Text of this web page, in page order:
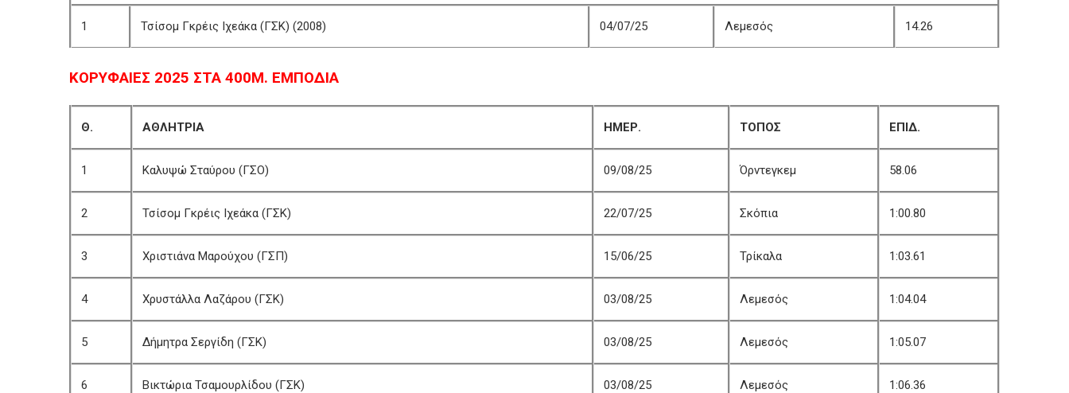
1 Τσίσομ Γκρέις Ιχεάκα (ΓΣΚ) (2008) 04/07/25 Λεμεσός 14.26
ΚΟΡΥΦΑΙΕΣ 2025 ΣΤΑ 400Μ. ΕΜΠΟΔΙΑ
Θ. ΑΘΛΗΤΡΙΑ ΗΜΕΡ. ΤΟΠΟΣ ΕΠΙΔ.
1 Καλυψώ Σταύρου (ΓΣΟ) 09/08/25 Όρντεγκεμ 58.06
2 Τσίσομ Γκρέις Ιχεάκα (ΓΣΚ) 22/07/25 Σκόπια 1:00.80
3 Χριστιάνα Μαρούχου (ΓΣΠ) 15/06/25 Τρίκαλα 1:03.61
4 Χρυστάλλα Λαζάρου (ΓΣΚ) 03/08/25 Λεμεσός 1:04.04
5 Δήμητρα Σεργίδη (ΓΣΚ) 03/08/25 Λεμεσός 1:05.07
6 Βικτώρια Τσαμουρλίδου (ΓΣΚ) 03/08/25 Λεμεσός 1:06.36